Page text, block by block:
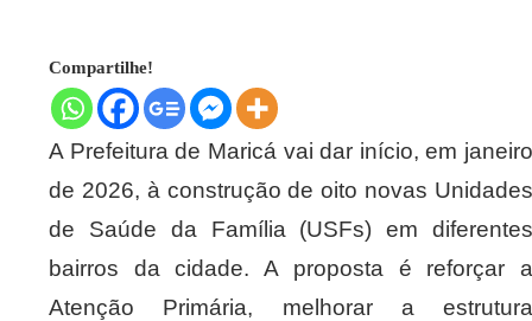
Compartilhe!
A Prefeitura de Maricá vai dar início, em janeiro
de 2026, à construção de oito novas Unidades
de Saúde da Família (USFs) em diferentes
bairros da cidade. A proposta é reforçar a
Atenção Primária, melhorar a estrutura